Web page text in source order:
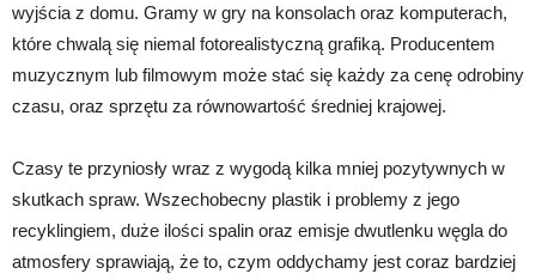
wyjścia z domu. Gramy w gry na konsolach oraz komputerach,
które chwalą się niemal fotorealistyczną grafiką. Producentem
muzycznym lub filmowym może stać się każdy za cenę odrobiny
czasu, oraz sprzętu za równowartość średniej krajowej.
Czasy te przyniosły wraz z wygodą kilka mniej pozytywnych w
skutkach spraw. Wszechobecny plastik i problemy z jego
recyklingiem, duże ilości spalin oraz emisje dwutlenku węgla do
atmosfery sprawiają, że to, czym oddychamy jest coraz bardziej